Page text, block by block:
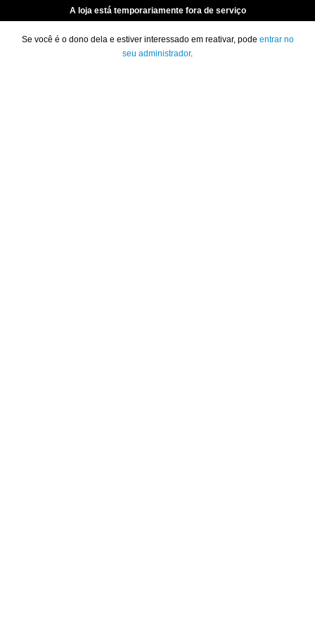
A loja está temporariamente fora de serviço
Se você é o dono dela e estiver interessado em reativar, pode entrar no
seu administrador.